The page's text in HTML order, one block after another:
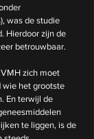
was de studie
Hierdoor zijn de
betrouwbaar.
zich moet
wie het grootste
En terwijl de
te liggen, is de